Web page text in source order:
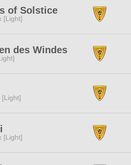
of Solstice
[Light]
des Windes
[Light]
[Light]